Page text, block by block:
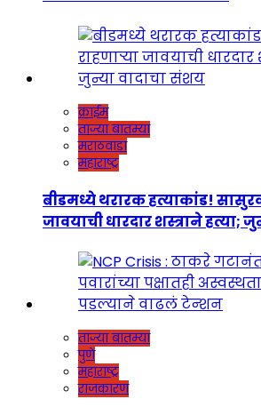
क्राईम
ताज्या बातम्या
मराठवाडा
महाराष्ट्र
बीडमध्ये थरारक हत्याकांड!
जावयाची धारदार शस्त्राने हत्या;
ताज्या बातम्या
पुणे
महाराष्ट्र
राजकारण